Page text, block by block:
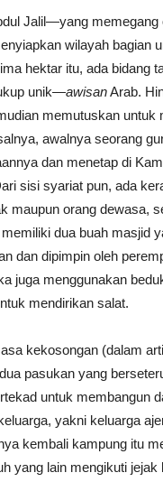
Jalil—yang
wilayah bagian
hektar itu, ada bidang
unik—awisanArab.
memutuskan
awalnya seorang
dan menetap di
sisi syariat pun, ada
maupun orang dewasa,
dua buah masjid
dan dipimpin oleh
juga menggunakan
mendirikan salat.
kekosongan (dalam
pasukan yang
untuk membangun
yakni keluarga
kembali kampung itu
yang lain mengikuti